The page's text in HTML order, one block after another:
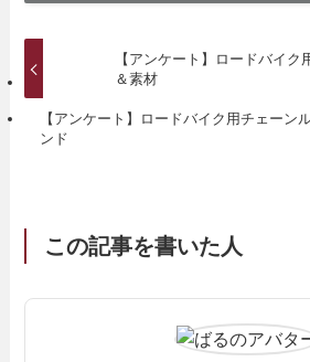
【アンケート】ロードバイク
＆素材
【アンケート】ロードバイク用チェーン
ンド
この記事を書いた人